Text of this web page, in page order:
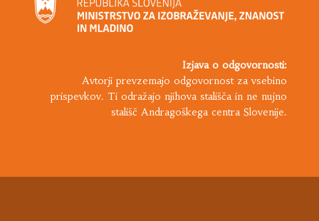
Izjava o odgovornosti:
Avtorji prevzemajo odgovornost za vsebino
prispevkov. Ti odražajo njihova stališča in ne nujno
stališč Andragoškega centra Slovenije.